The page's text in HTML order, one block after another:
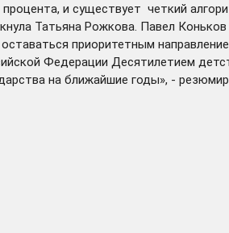
и существует четкий
Татьяна Рожкова. Павел
приоритетным
Федерации Десятилетием
на ближайшие годы», -